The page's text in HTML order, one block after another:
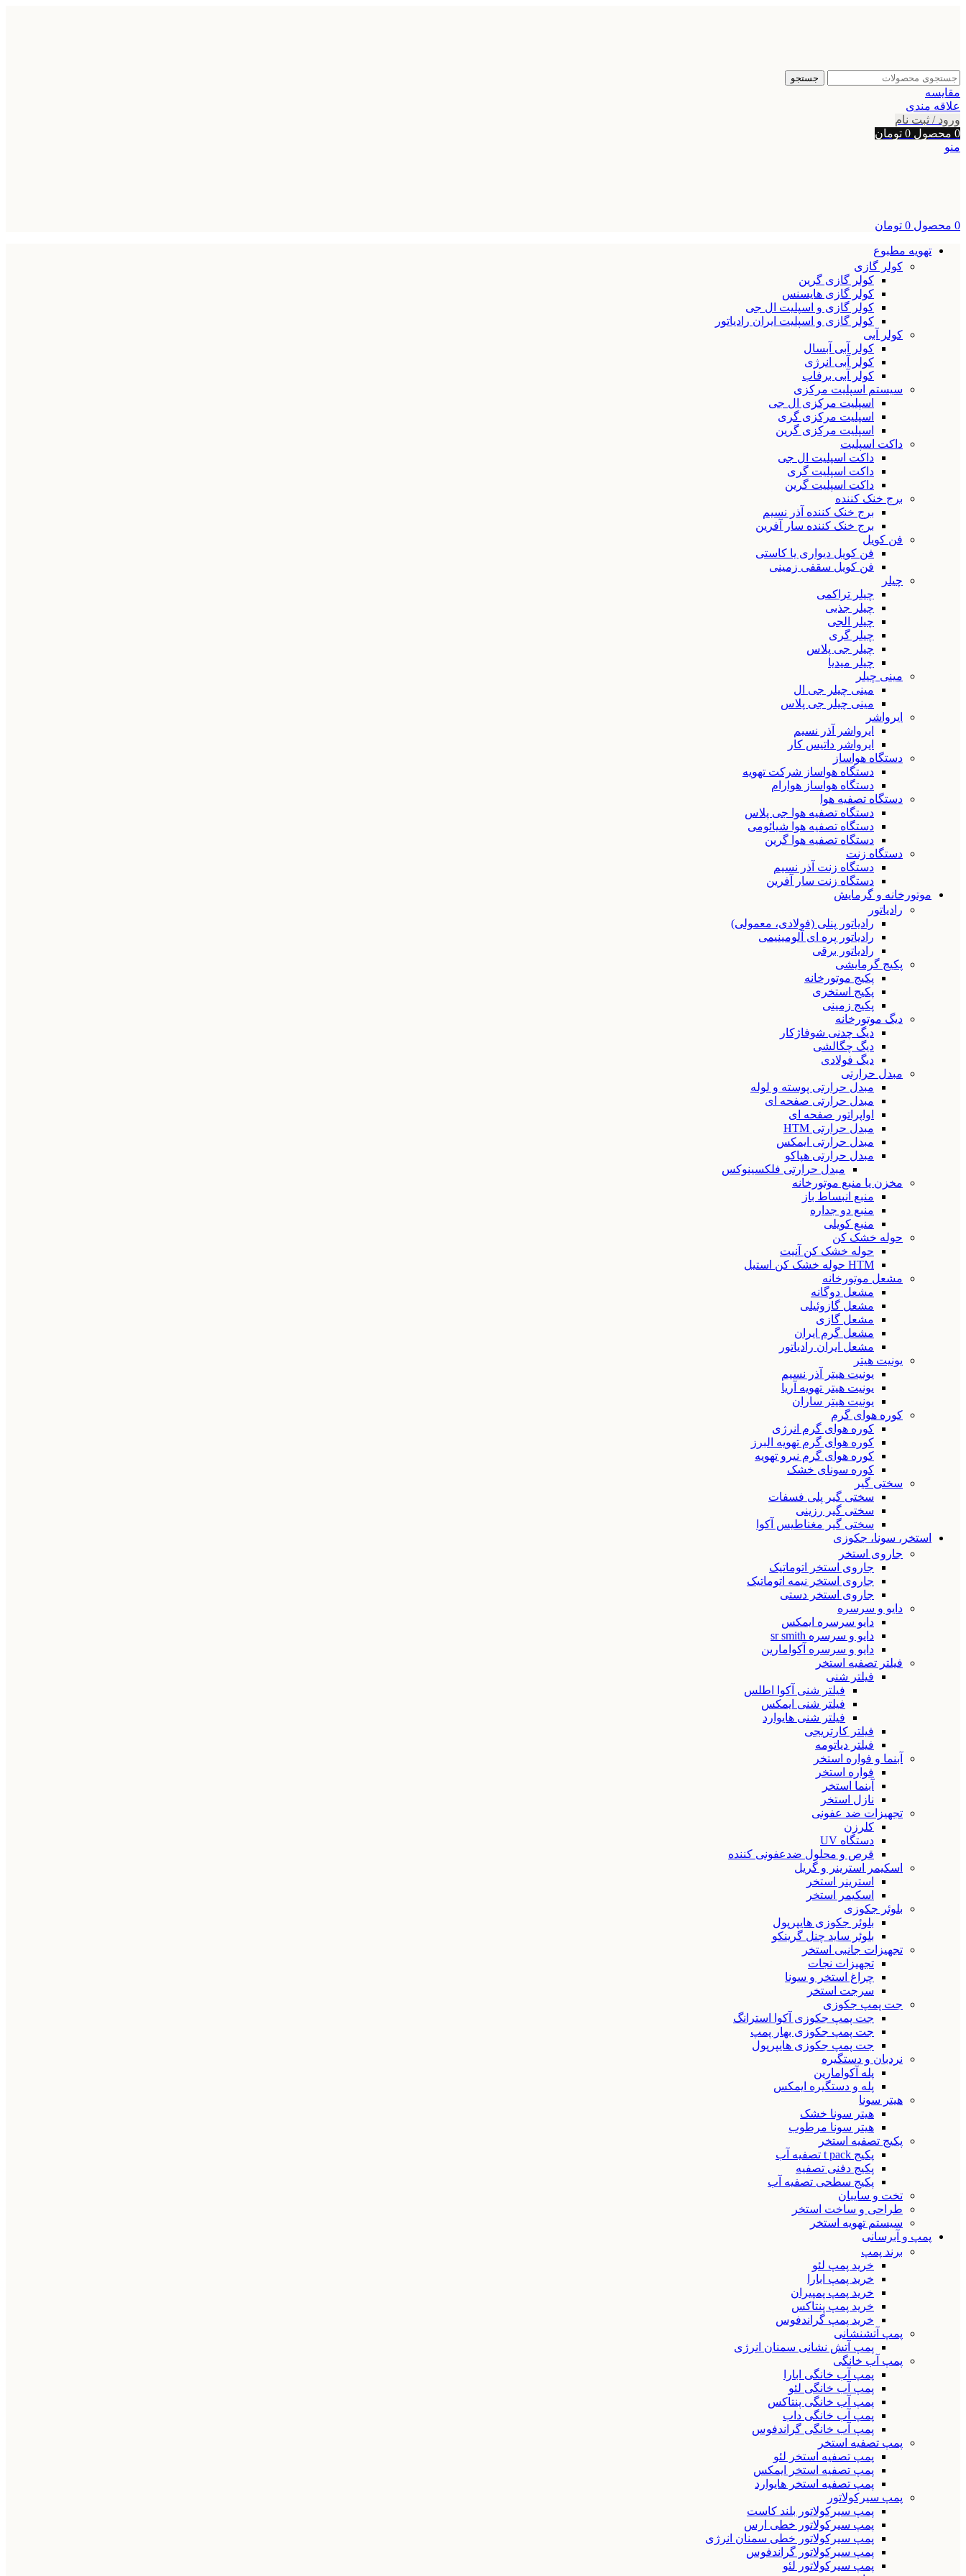
جستجو
مقایسه
علاقه مندی
ورود / ثبت نام
0 محصول 0 تومان
منو
0 محصول 0 تومان
تهویه مطبوع
کولر گازی
کولر گازی گرین
کولر گازی هایسنس
کولر گازی و اسپلیت ال جی
کولر گازی و اسپلیت ایران رادیاتور
کولر آبی
کولر آبی آبسال
کولر آبی انرژی
کولر آبی برفاب
سیستم اسپلیت مرکزی
اسپلیت مرکزی ال جی
اسپلیت مرکزی گری
اسپلیت مرکزی گرین
داکت اسپلیت
داکت اسپلیت ال جی
داکت اسپلیت گری
داکت اسپلیت گرین
برج خنک کننده
برج خنک کننده آذر نسیم
برج خنک کننده سار آفرین
فن کویل
فن کویل دیواری یا کاستی
فن کویل سقفی زمینی
چیلر
چیلر تراکمی
چیلر جذبی
چیلر الجی
چیلر گری
چیلر جی پلاس
چیلر میدیا
مینی چیلر
مینی چیلر جی ال
مینی چیلر جی پلاس
ایرواشر
ایرواشر آذر نسیم
ایرواشر داتیس کار
دستگاه هواساز
دستگاه هواساز شرکت تهویه
دستگاه هواساز هوارام
دستگاه تصفیه هوا
دستگاه تصفیه هوا جی پلاس
دستگاه تصفیه هوا شیائومی
دستگاه تصفیه هوا گرین
دستگاه زنت
دستگاه زنت آذر نسیم
دستگاه زنت سار آفرین
موتورخانه و گرمایش
رادیاتور
رادیاتور پنلی (فولادی، معمولی)
رادیاتور پره ای آلومینیمی
رادیاتور برقی
پکیج گرمایشی
پکیج موتورخانه
پکیج استخری
پکیج زمینی
دیگ موتورخانه
دیگ چدنی شوفاژکار
دیگ چگالشی
دیگ فولادی
مبدل حرارتی
مبدل حرارتی پوسته و لوله
مبدل حرارتی صفحه ای
اواپراتور صفحه ای
مبدل حرارتی HTM
مبدل حرارتی ایمکس
مبدل حرارتی هپاکو
مبدل حرارتی فلکسینوکس
مخزن یا منبع موتورخانه
منبع انبساط باز
منبع دو جداره
منبع کویلی
حوله خشک کن
حوله خشک کن آنیت
HTM حوله خشک کن استیل
مشعل موتورخانه
مشعل دوگانه
مشعل گازوئیلی
مشعل گازی
مشعل گرم ایران
مشعل ایران رادیاتور
یونیت هیتر
یونیت هیتر آذر نسیم
یونیت هیتر تهویه آریا
یونیت هیتر ساران
کوره هوای گرم
کوره هوای گرم انرژی
کوره هوای گرم تهویه البرز
کوره هوای گرم نیرو تهویه
کوره سونای خشک
سختی گیر
سختی گیر پلی فسفات
سختی گیر رزینی
سختی گیر مغناطیس آکوا
استخر، سونا، جکوزی
جاروی استخر
جاروی استخر اتوماتیک
جاروی استخر نیمه اتوماتیک
جاروی استخر دستی
دایو و سرسره
دایو سرسره ایمکس
دایو و سرسره sr smith
دایو و سرسره آکوامارین
فیلتر تصفیه استخر
فیلتر شنی
فیلتر شنی آکوا اطلس
فیلتر شنی ایمکس
فیلتر شنی هایوارد
فیلتر کارتریجی
فیلتر دیاتومه
آبنما و فواره استخر
فواره استخر
آبنما استخر
نازل استخر
تجهیزات ضد عفونی
کلرزن
دستگاه UV
قرص و محلول ضدعفونی کننده
اسکیمر استرینر و گریل
استرینر استخر
اسکیمر استخر
بلوئر جکوزی
بلوئر جکوزی هایپرپول
بلوئر ساید چنل گرینکو
تجهیزات جانبی استخر
تجهیزات نجات
چراغ استخر و سونا
سرجت استخر
جت پمپ جکوزی
جت پمپ جکوزی آکوا استرانگ
جت پمپ جکوزی بهار پمپ
جت پمپ جکوزی هایپرپول
نردبان و دستگیره
پله آکوامارین
پله و دستگیره ایمکس
هیتر سونا
هیتر سونا خشک
هیتر سونا مرطوب
پکیج تصفیه استخر
پکیج t pack تصفیه آب
پکیج دفنی تصفیه
پکیج سطحی تصفیه آب
تخت و سایبان
طراحی و ساخت استخر
سیستم تهویه استخر
پمپ و آبرسانی
برند پمپ
خرید پمپ لئو
خرید پمپ ابارا
خرید پمپ پمپیران
خرید پمپ پنتاکس
خرید پمپ گراندفوس
پمپ آتشنشانی
پمپ آتش نشانی سمنان انرژی
پمپ آب خانگی
پمپ آب خانگی ابارا
پمپ آب خانگی لئو
پمپ آب خانگی پنتاکس
پمپ آب خانگی داب
پمپ آب خانگی گراندفوس
پمپ تصفیه استخر
پمپ تصفیه استخر لئو
پمپ تصفیه استخر ایمکس
پمپ تصفیه استخر هایوارد
پمپ سیرکولاتور
پمپ سیرکولاتور بلند کاست
پمپ سیرکولاتور خطی ارس
پمپ سیرکولاتور خطی سمنان انرژی
پمپ سیرکولاتور گراندفوس
پمپ سیرکولاتور لئو